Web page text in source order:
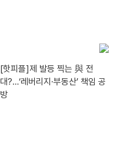
[핫피플]제 발등 찍는 與 전
대?…‘레버리지·부동산’ 책임 공
방